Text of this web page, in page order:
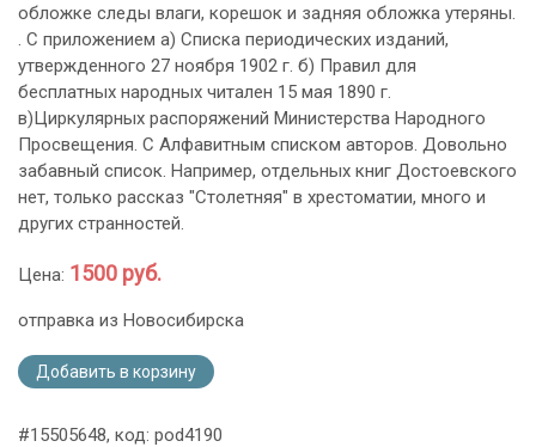
обложке следы влаги, корешок и задняя обложка утеряны.
. С приложением а) Списка периодических изданий,
утвержденного 27 ноября 1902 г. б) Правил для
бесплатных народных читален 15 мая 1890 г.
в)Циркулярных распоряжений Министерства Народного
Просвещения. С Алфавитным списком авторов. Довольно
забавный список. Например, отдельных книг Достоевского
нет, только рассказ "Столетняя" в хрестоматии, много и
других странностей.
Цена: 1500 руб.
отправка из Новосибирска
Добавить в корзину
#15505648, код: pod4190